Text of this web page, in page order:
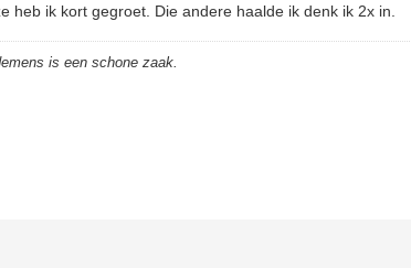
heb ik kort gegroet. Die andere haalde ik denk ik 2x in.
is een schone zaak.